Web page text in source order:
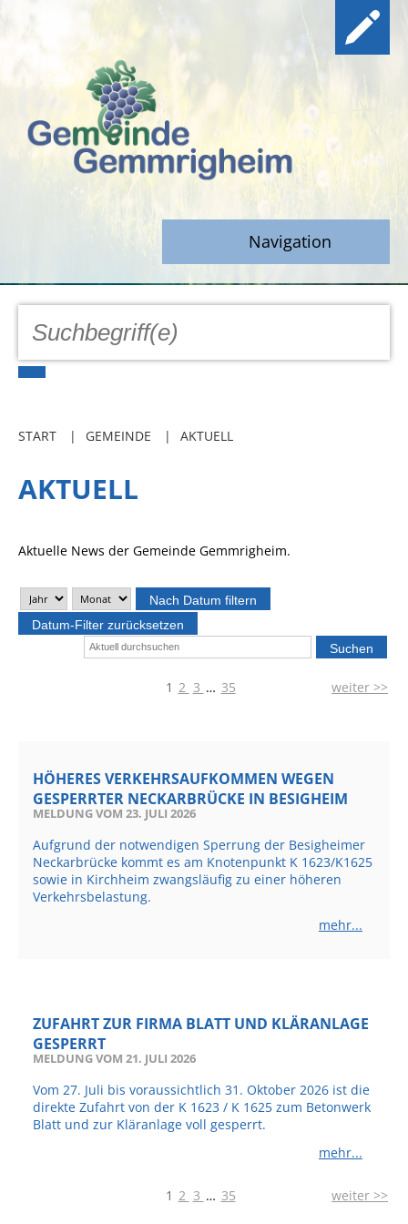
Navigation
GEMEINDE
Freibadkarten
Ladeinfrastruktur
Einrichtungen
Kindertageseinrichtungen
Schulkindbetreuung
Grundschule
Gemeindebücherei
Jugendhaus
Sportstätten
Veranstaltungsgebäude
Wärmeplanung
Netzmonitor der NetzeBW
START GEMEINDE AKTUELL
AKTUELL
Aktuelle News der Gemeinde Gemmrigheim.
Nach Datum filtern
Datum-Filter zurücksetzen
1 2 3 … 35 weiter >>
HÖHERES VERKEHRSAUFKOMMEN WEGEN
GESPERRTER NECKARBRÜCKE IN BESIGHEIM
MELDUNG VOM 23. JULI 2026
Aufgrund der notwendigen Sperrung der Besigheimer
Neckarbrücke kommt es am Knotenpunkt K 1623/K1625
sowie in Kirchheim zwangsläufig zu einer höheren
Verkehrsbelastung.
mehr...
ZUFAHRT ZUR FIRMA BLATT UND KLÄRANLAGE
GESPERRT
MELDUNG VOM 21. JULI 2026
Vom 27. Juli bis voraussichtlich 31. Oktober 2026 ist die
direkte Zufahrt von der K 1623 / K 1625 zum Betonwerk
Blatt und zur Kläranlage voll gesperrt.
mehr...
1 2 3 … 35 weiter >>